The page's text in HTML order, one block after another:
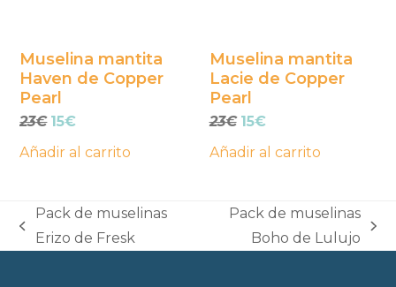
Muselina mantita
Haven de Copper
Pearl
23€ El
original
15€
actual
Añadir al carrito
Muselina mantita
Lacie de Copper
Pearl
23€ El
original
15€El
actual
Añadir al carrito
previous
Pack de muselinas
Erizo de Fresk
Pack de muselinas
Boho de Lulujo